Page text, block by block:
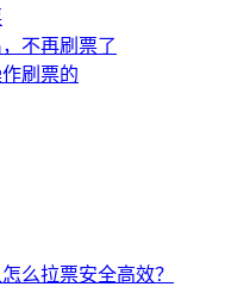
不再刷票了
刷票的
么拉票安全高效？